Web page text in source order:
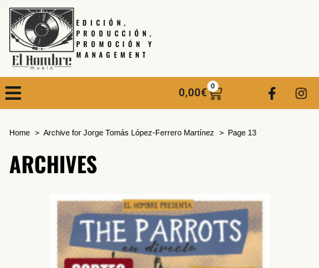
EDICIÓN,
PRODUCCIÓN,
PROMOCIÓN Y
MANAGEMENT
0,00€
0
Home Archive for Jorge Tomás López-Ferrero Martínez Page 13
ARCHIVES